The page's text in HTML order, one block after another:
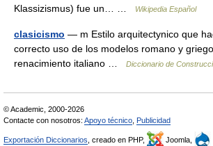
Klassizismus) fue un… …
Wikipedia Español
clasicismo — m Estilo arquitectуnico que
correcto uso de los modelos romano y
renacimiento italiano …
Diccionario de
© Academic, 2000-2026
Contacte con nosotros: Apoyo técnico Publicidad
Exportación Diccionarios , creado en PHP, Joomla,